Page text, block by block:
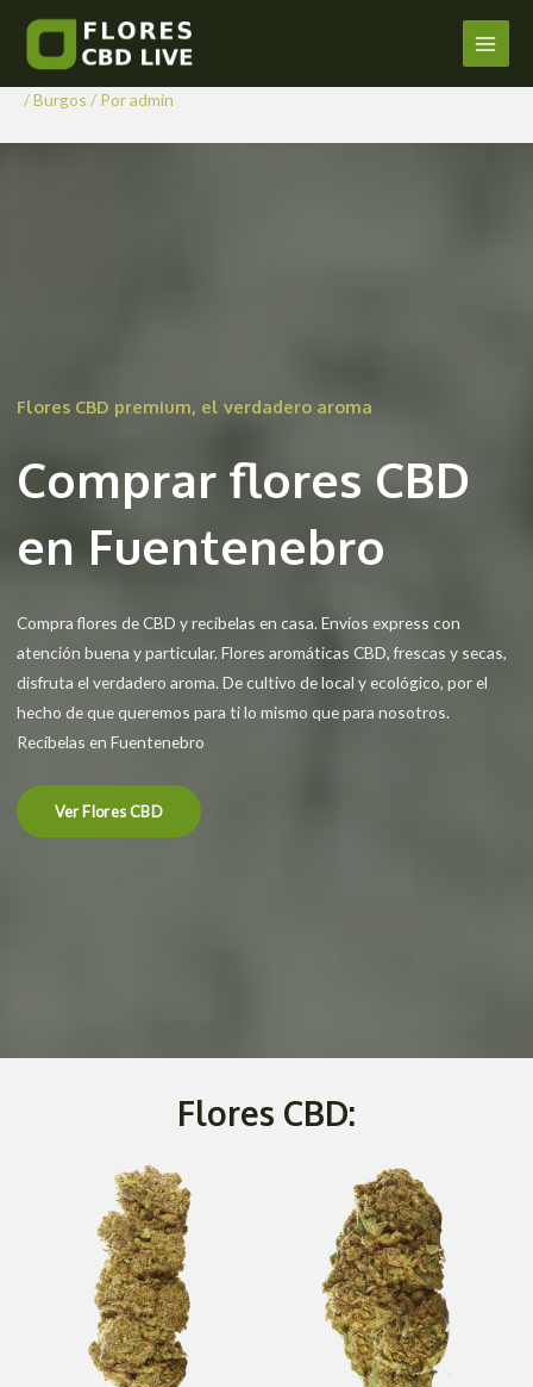
contenido
Main
Comprar Flores CBD en
Fuentenebro
/Burgos / Poradmin
Flores CBD premium, el verdadero aroma
Comprar flores CBD
en Fuentenebro
Compra flores de CBD y recíbelas en casa. Envíos express con
atención buena y particular. Flores aromáticas CBD, frescas y secas,
disfruta el verdadero aroma. De cultivo de local y ecológico, por el
hecho de que queremos para ti lo mismo que para nosotros.
Recíbelas en Fuentenebro
Ver Flores CBD
Flores CBD: